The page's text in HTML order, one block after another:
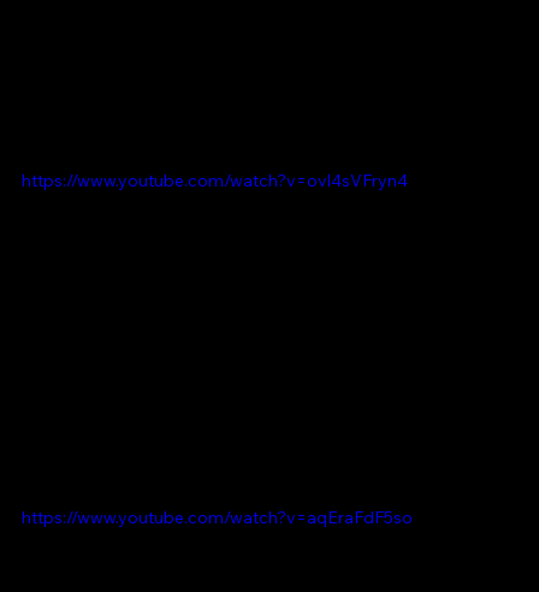
https://www.youtube.com/watch?v=ovl4sVFryn4
https://www.youtube.com/watch?v=aqEraFdF5so